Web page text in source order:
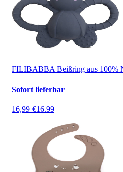
FILIBABBA Beißring aus 100%
Sofort lieferbar
16,99 €16.99